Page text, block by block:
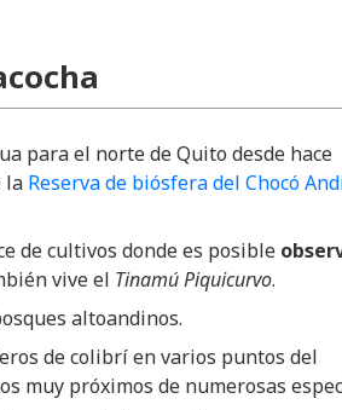
para el norte de Quito desde hace
la Reserva de biósfera del Chocó
de cultivos donde es posible
vive el Tinamú Piquicurvo.
altoandinos.
de colibrí en varios puntos del
muy próximos de numerosas